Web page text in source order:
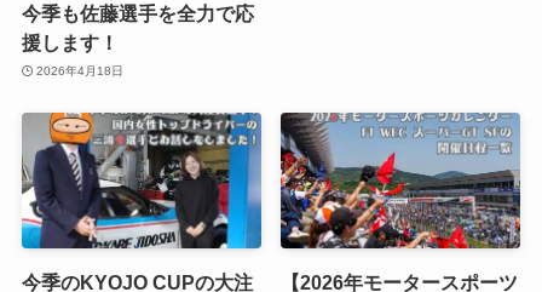
今季も佐藤選手を全力で応
援します！
2026年4月18日
今季のKYOJO CUPの大注
【2026年モータースポーツ